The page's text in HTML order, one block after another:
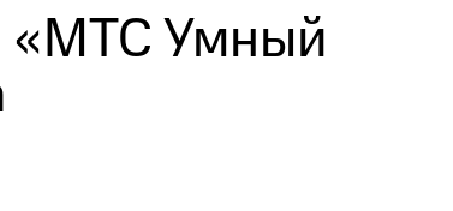
«МТС Умный